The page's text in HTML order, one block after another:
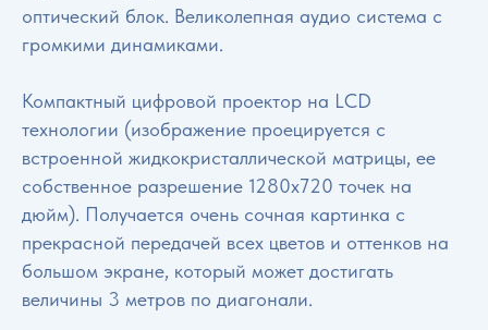
оптический блок. Великолепная аудио система с
громкими динамиками.
Компактный цифровой проектор на LCD
технологии (изображение проецируется с
встроенной жидкокристаллической матрицы, ее
собственное разрешение 1280x720 точек на
дюйм). Получается очень сочная картинка с
прекрасной передачей всех цветов и оттенков на
большом экране, который может достигать
величины 3 метров по диагонали.